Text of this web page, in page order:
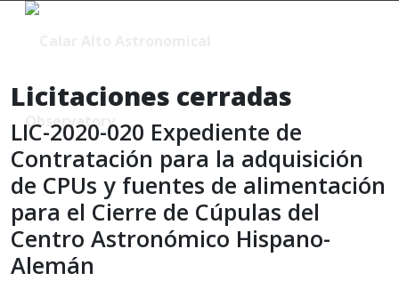
Licitaciones cerradas
LIC-2020-020 Expediente de
Contratación para la adquisición
de CPUs y fuentes de alimentación
para el Cierre de Cúpulas del
Centro Astronómico Hispano-
Alemán